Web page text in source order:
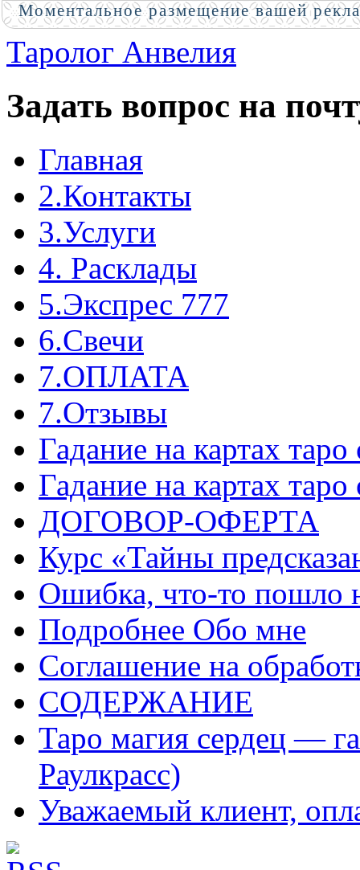
Таролог Анвелия
Задать вопрос на
Главная
2.Контакты
3.Услуги
4. Расклады
5.Экспрес 777
6.Свечи
7.ОПЛАТА
7.Отзывы
Гадание на картах
Гадание на картах
ДОГОВОР-ОФЕРТА
Курс «Тайны
Ошибка, что-то пошло
Подробнее Обо мне
Соглашение на
СОДЕРЖАНИЕ
Таро магия сердец —
Раулкрасс)
Уважаемый клиент,
Моментальное размещение вашей